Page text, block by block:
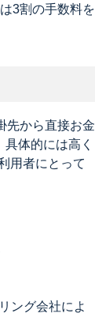
3割の手数料を
先から直接お金
体的には高く
用者にとって
ング会社によ